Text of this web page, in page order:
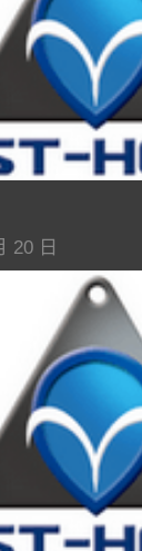
20 日